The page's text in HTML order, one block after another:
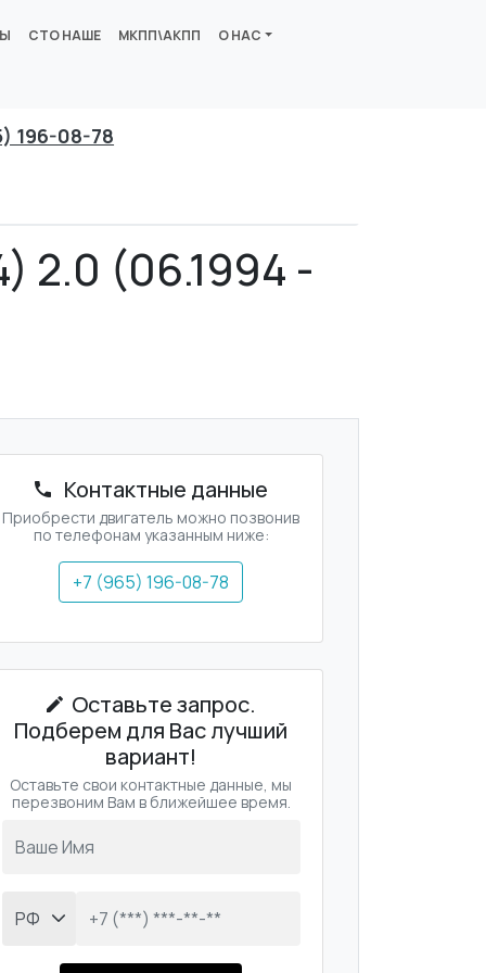
СТО НАШЕ МКПП\АКПП
О НАС
196-08-78
2.0 (06.1994 -
Контактные данные
Приобрести двигатель можно позвонив
по телефонам указанным ниже:
+7 (965) 196-08-78
Оставьте запрос.
Подберем для Вас лучший
вариант!
Оставьте свои контактные данные, мы
перезвоним Вам в ближейшее время.